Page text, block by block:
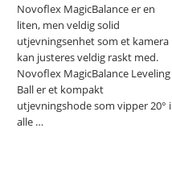
Novoflex MagicBalance er en
liten, men veldig solid
utjevningsenhet som et kamera
kan justeres veldig raskt med.
Novoflex MagicBalance Leveling
Ball er et kompakt
utjevningshode som vipper 20° i
alle …